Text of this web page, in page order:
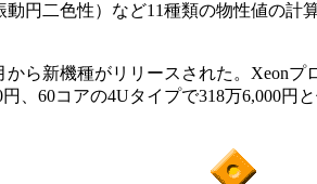
円二色性）など11種類の物性値の計
ら新機種がリリースされた。Xeon
、60コアの4Uタイプで318万6,000